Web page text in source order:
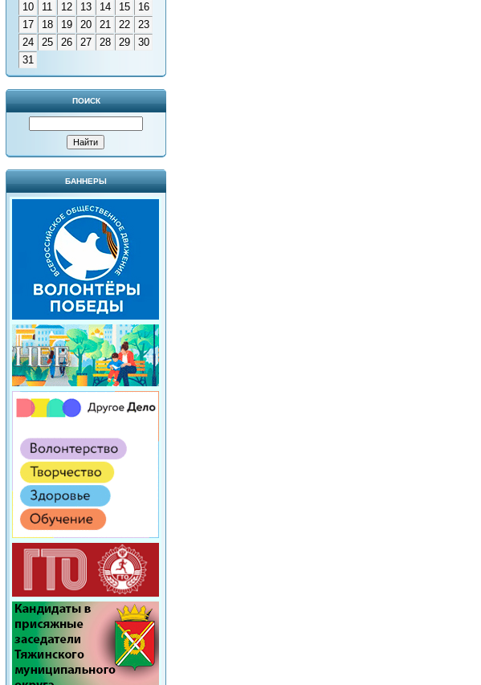
10
11 12 13 14 15
16
17
18 19 20 21 22
23
24
25 26 27 28 29
30
31
ПОИСК
БАННЕРЫ